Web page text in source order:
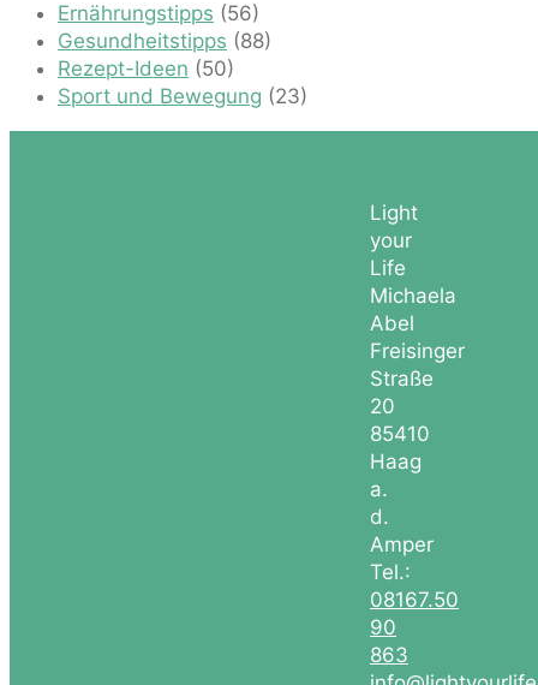
Ernährungstipps (56)
Gesundheitstipps (88)
Rezept-Ideen (50)
Sport und Bewegung (23)
Light
your
Life
Michaela
Abel
Freisinger
Straße
20
85410
Haag
a.
d.
Amper
Tel.:
08167.50
90
863